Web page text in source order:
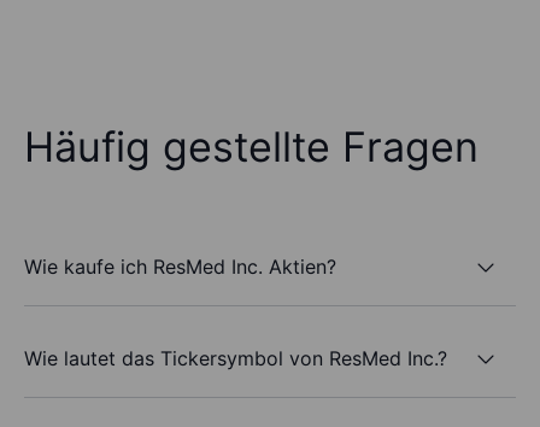
Häufig gestellte Fragen
Wie kaufe ich ResMed Inc. Aktien?
Wie lautet das Tickersymbol von ResMed Inc.?